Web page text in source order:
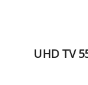
UHD TV